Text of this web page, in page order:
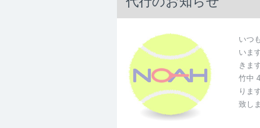
いつ
いま
きま
竹中
りま
致し